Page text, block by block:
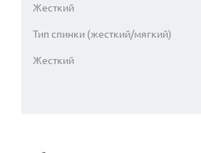
Жесткий
Тип спинки (жесткий/мягкий)
Жесткий